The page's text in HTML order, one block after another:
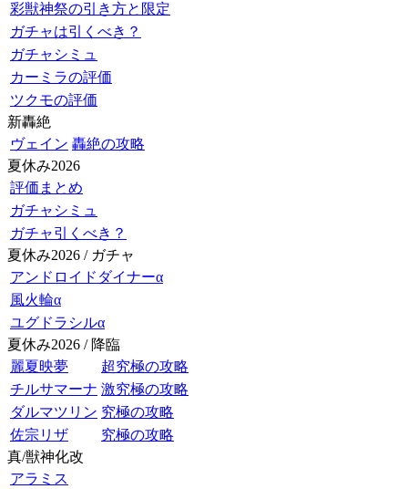
彩獣神祭の引き方と限定
ガチャは引くべき？
ガチャシミュ
カーミラの評価
ツクモの評価
新轟絶
ヴェイン 轟絶の攻略
夏休み2026
評価まとめ
ガチャシミュ
ガチャ引くべき？
夏休み2026 / ガチャ
アンドロイドダイナーα
風火輪α
ユグドラシルα
夏休み2026 / 降臨
麗夏映夢
超究極の攻略
チルサマーナ 激究極の攻略
ダルマツリン 究極の攻略
佐宗リザ
究極の攻略
真/獣神化改
アラミス